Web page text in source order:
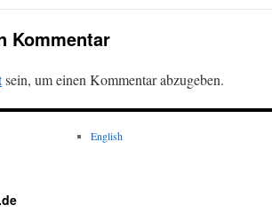
Kommentar
sein, um einen Kommentar abzugeben.
English